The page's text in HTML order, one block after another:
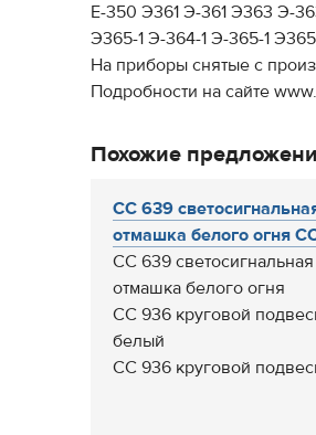
Е-350 Э361 Э-361 Э363 Э-
Э365-1 Э-364-1 Э-365-1
На приборы снятые с
Подробности на сайте
Похожие
СС 639
отмашка белого огня
СС 639 светосигнальная
отмашка белого огня
СС 936 круговой
белый
СС 936 круговой